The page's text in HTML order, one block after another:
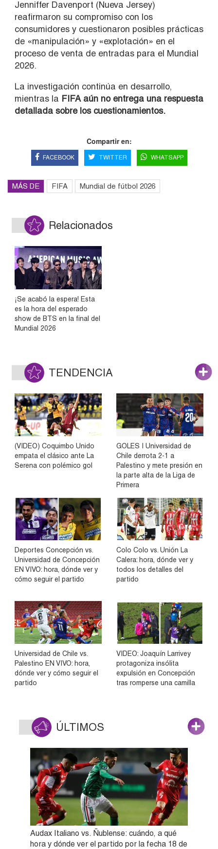
Jenniffer Davenport (Nueva Jersey)
reafirmaron su compromiso con los
consumidores y cuestionaron posibles prácticas
de «manipulación» y «explotación» en el
proceso de venta de entradas para el Mundial
2026.
La investigación continúa en desarrollo,
mientras la FIFA aún no entrega una respuesta
detallada sobre los cuestionamientos.
Compartir en:
FACEBOOK TWITTER WHATSAPP
MÁS DE FIFA Mundial de fútbol 2026
Relacionados
¡Se acabó la espera! Esta
es la hora del esperado
show de BTS en la final del
Mundial 2026
TENDENCIA
(VIDEO) Coquimbo Unido
empata el clásico ante La
Serena con polémico gol
GOLES | Universidad de
Chile derrota 2-1 a
Palestino y mete presión en
la parte alta de la Liga de
Primera
Deportes Concepción vs.
Universidad de Concepción
EN VIVO: hora, dónde ver y
cómo seguir el partido
Colo Colo vs. Unión La
Calera: hora, dónde ver y
todos los detalles del
partido
Universidad de Chile vs.
Palestino EN VIVO: hora,
dónde ver y cómo seguir el
partido
VIDEO: Joaquín Larrivey
protagoniza insólita
expulsión en Concepción
tras romperse una camilla
ÚLTIMOS
Audax Italiano vs. Ñublense: cuándo, a qué
hora y dónde ver el partido por la fecha 18 de